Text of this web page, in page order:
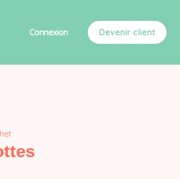
Connexion Devenir client